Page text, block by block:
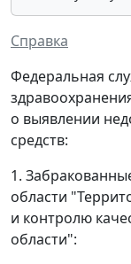
Справка
Федеральная
о выявлении
средств:
1.
области
и контролю
области":